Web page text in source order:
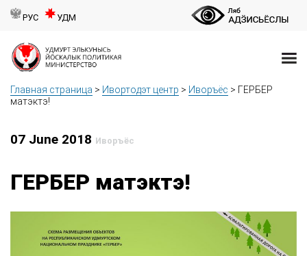
РУС УДМ
Главная страница > Ивортодэт центр > Иворъёс > ГЕРБЕР
матэктэ!
07 June 2018 Иворъёс
ГЕРБЕР матэктэ!